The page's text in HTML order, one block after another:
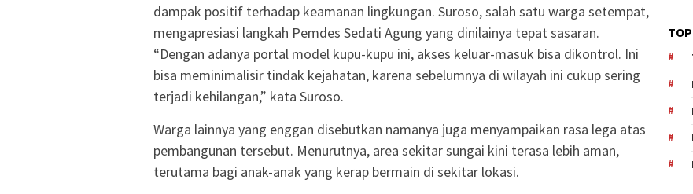
dampak positif terhadap keamanan lingkungan. Suroso, salah satu warga setempat,
mengapresiasi langkah Pemdes Sedati Agung yang dinilainya tepat sasaran.
“Dengan adanya portal model kupu-kupu ini, akses keluar-masuk bisa dikontrol. Ini
bisa meminimalisir tindak kejahatan, karena sebelumnya di wilayah ini cukup sering
terjadi kehilangan,” kata Suroso.
Warga lainnya yang enggan disebutkan namanya juga menyampaikan rasa lega atas
pembangunan tersebut. Menurutnya, area sekitar sungai kini terasa lebih aman,
terutama bagi anak-anak yang kerap bermain di sekitar lokasi.